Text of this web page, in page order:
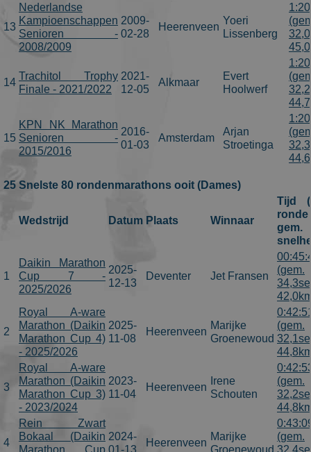
13
Nederlandse
Kampioenschappen
Senioren -
2008/2009
2009-
02-28
Heerenveen
Yoeri
Lissenberg
14
Trachitol Trophy
Finale - 2021/2022
2021-
12-05
Alkmaar
Evert
Hoolwerf
15
KPN NK Marathon
Senioren -
2015/2016
2016-
01-03
Amsterdam
Arjan
Stroetinga
25 Snelste 80 rondenmarathons ooit (Dames)
Wedstrijd Datum Plaats Winnaar
Tijd
gem.
1
Daikin Marathon
Cup 7 -
2025/2026
2025-
12-13
Deventer Jet Fransen
(gem.
2
Royal A-ware
Marathon (Daikin
Marathon Cup 4)
- 2025/2026
2025-
11-08
Heerenveen
Marijke
Groenewoud
(gem.
3
Royal A-ware
Marathon (Daikin
Marathon Cup 3)
- 2023/2024
2023-
11-04
Heerenveen
Irene
Schouten
(gem.
4
Rein Zwart
Bokaal (Daikin
Marathon Cup
2024-
01-13
Heerenveen
Marijke
Groenewoud
(gem.